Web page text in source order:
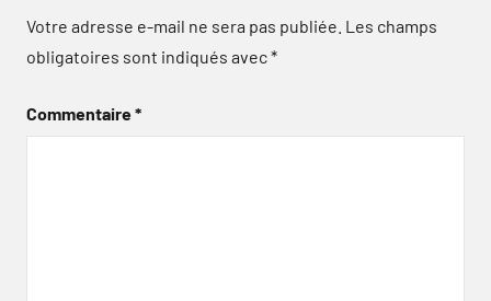
Votre adresse e-mail ne sera pas publiée. Les champs
obligatoires sont indiqués avec*
Commentaire*